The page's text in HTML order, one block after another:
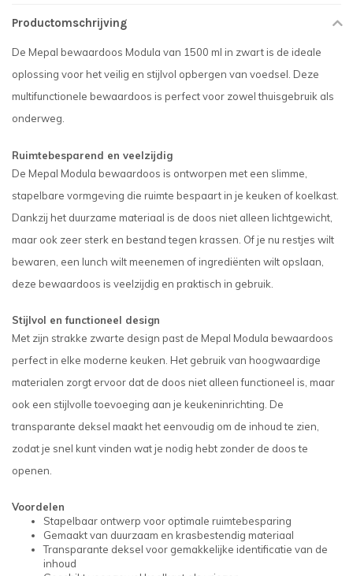
Productomschrijving
De Mepal bewaardoos Modula van 1500 ml in zwart is de ideale
oplossing voor het veilig en stijlvol opbergen van voedsel. Deze
multifunctionele bewaardoos is perfect voor zowel thuisgebruik als
onderweg.
Ruimtebesparend en veelzijdig
De Mepal Modula bewaardoos is ontworpen met een slimme,
stapelbare vormgeving die ruimte bespaart in je keuken of koelkast.
Dankzij het duurzame materiaal is de doos niet alleen lichtgewicht,
maar ook zeer sterk en bestand tegen krassen. Of je nu restjes wilt
bewaren, een lunch wilt meenemen of ingrediënten wilt opslaan,
deze bewaardoos is veelzijdig en praktisch in gebruik.
Stijlvol en functioneel design
Met zijn strakke zwarte design past de Mepal Modula bewaardoos
perfect in elke moderne keuken. Het gebruik van hoogwaardige
materialen zorgt ervoor dat de doos niet alleen functioneel is, maar
ook een stijlvolle toevoeging aan je keukeninrichting. De
transparante deksel maakt het eenvoudig om de inhoud te zien,
zodat je snel kunt vinden wat je nodig hebt zonder de doos te
openen.
Voordelen
Stapelbaar ontwerp voor optimale ruimtebesparing
Gemaakt van duurzaam en krasbestendig materiaal
Transparante deksel voor gemakkelijke identificatie van de
inhoud